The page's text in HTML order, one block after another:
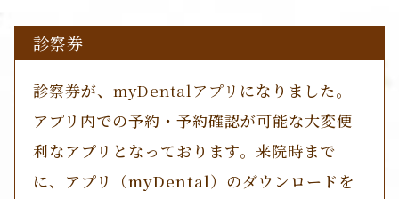
診察券
診察券が、 myDentalアプリ になりました。
アプリ内での予約・予約確認が可能な大変便
利なアプリとなっております。来院時まで
に、アプリ（myDental）のダウンロードを